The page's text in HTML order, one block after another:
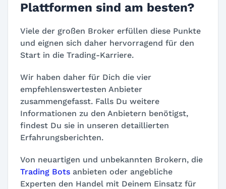
Plattformen sind am besten?
Viele der großen Broker erfüllen diese Punkte
und eignen sich daher hervorragend für den
Start in die Trading-Karriere.
Wir haben daher für Dich die vier
empfehlenswertesten Anbieter
zusammengefasst. Falls Du weitere
Informationen zu den Anbietern benötigst,
findest Du sie in unseren detaillierten
Erfahrungsberichten.
Von neuartigen und unbekannten Brokern, die
Trading Bots anbieten oder angebliche
Experten den Handel mit Deinem Einsatz für